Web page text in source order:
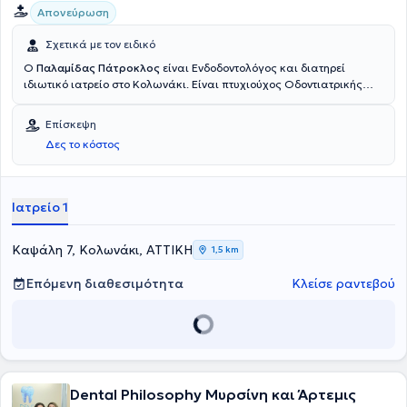
πραγματοποιήσει πάνω από 15000 επεμβάσεις σε πάνω από
Απονεύρωση
Σχετικά με τον ειδικό
Ο Παλαμίδας Πάτροκλος είναι Ενδοδοντολόγος και διατηρεί
ιδιωτικό ιατρείο στο Κολωνάκι. Είναι πτυχιούχος Οδοντιατρικής
μετεκπαιδευτεί στην Ενδοδοντία στο Columbia University της Νέας
Υόρκης. Μέλος της AAE (American Association of Endodontists).
Τέλος, διαθέτει πολυετή εμπειρία και κατάρτιση.
Επίσκεψη
Δες το κόστος
Ιατρείο 1
Καψάλη 7, Κολωνάκι, ΑΤΤΙΚΗ 1,5 km
Επόμενη διαθεσιμότητα Κλείσε ραντεβού
Dental Philosophy Μυρσίνη και Άρτεμις